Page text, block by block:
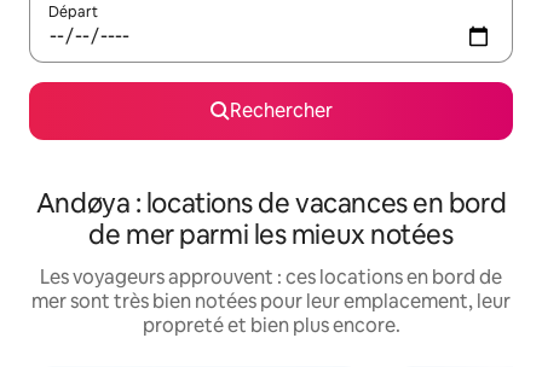
Départ
Rechercher
Andøya : locations de vacances en bord
de mer parmi les mieux notées
Les voyageurs approuvent : ces locations en bord de
mer sont très bien notées pour leur emplacement, leur
propreté et bien plus encore.